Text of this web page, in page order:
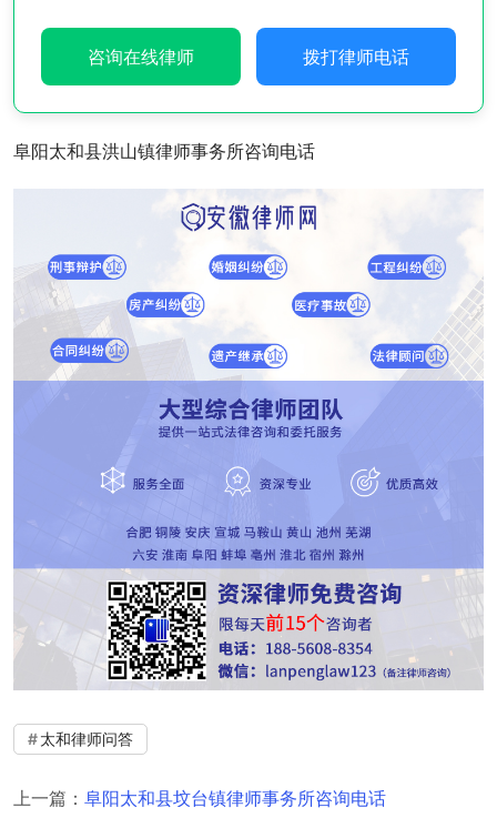
咨询在线律师 拨打律师电话
阜阳太和县洪山镇律师事务所咨询电话
太和律师问答
上一篇： 阜阳太和县坟台镇律师事务所咨询电话